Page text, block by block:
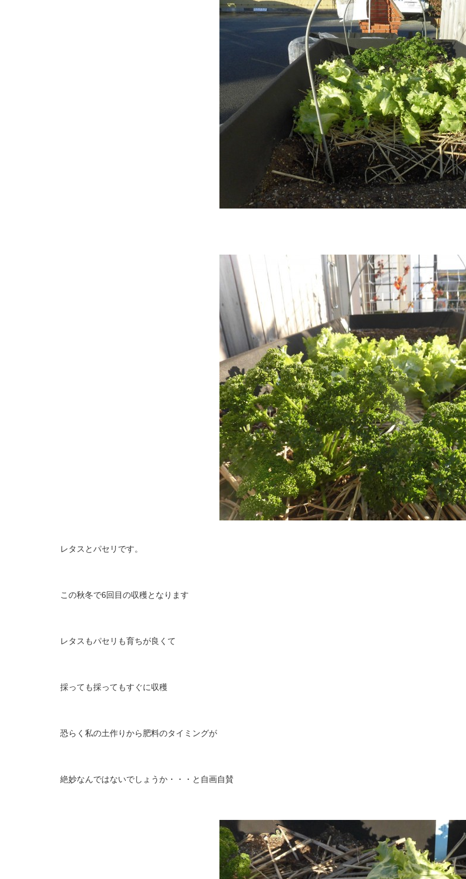
レタスとパセリです。
この秋冬で6回目の収穫となります
レタスもパセリも育ちが良くて
採っても採ってもすぐに収穫
恐らく私の土作りから肥料のタイミングが
絶妙なんではないでしょうか・・・と自画自賛